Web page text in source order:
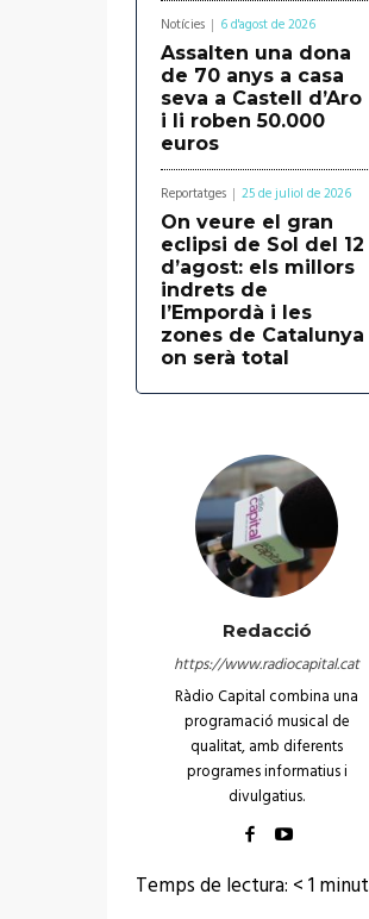
Notícies 6 d'agost de 2026
Assalten una dona
de 70 anys a casa
seva a Castell d’Aro
i li roben 50.000
euros
Reportatges 25 de juliol de 2026
On veure el gran
eclipsi de Sol del 12
d’agost: els millors
indrets de
l’Empordà i les
zones de Catalunya
on serà total
Redacció
https://www.radiocapital.cat
Ràdio Capital combina una
programació musical de
qualitat, amb diferents
programes informatius i
divulgatius.
Temps de lectura: < 1minut